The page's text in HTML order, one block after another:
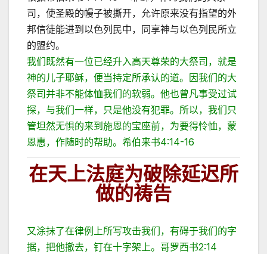
司，使圣殿的幔子被撕开，允许原来没有指望的外
邦信徒能进到以色列民中，同享神与以色列民所立
的盟约。
我们既然有一位已经升入高天尊荣的大祭司，就是
神的儿子耶稣，便当持定所承认的道。因我们的大
祭司并非不能体恤我们的软弱。他也曾凡事受过试
探，与我们一样，只是他没有犯罪。所以，我们只
管坦然无惧的来到施恩的宝座前，为要得怜恤，蒙
恩惠，作随时的帮助。希伯来书4:14-16
在天上法庭为破除延迟所
做的祷告
又涂抹了在律例上所写攻击我们，有碍于我们的字
据，把他撤去，钉在十字架上。哥罗西书2:14